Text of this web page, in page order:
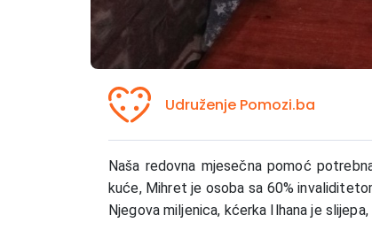
Udruženje Pomozi.ba
Naša redovna mjesečna pomoć
kuće, Mihret je osoba sa 60%
Njegova miljenica, kćerka Ilhana je